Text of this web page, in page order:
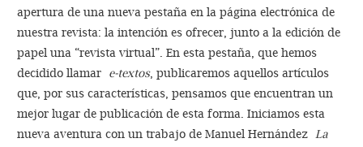
apertura de una nueva pestaña en la página electrónica de
nuestra revista: la intención es ofrecer, junto a la edición de
papel una “revista virtual”. En esta pestaña, que hemos
decidido llamar e-textos, publicaremos aquellos artículos
que, por sus características, pensamos que encuentran un
mejor lugar de publicación de esta forma. Iniciamos esta
nueva aventura con un trabajo de Manuel HernándezLa